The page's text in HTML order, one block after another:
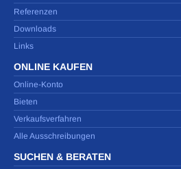
Referenzen
Downloads
Links
ONLINE KAUFEN
Online-Konto
Bieten
Verkaufsverfahren
Alle Ausschreibungen
SUCHEN & BERATEN